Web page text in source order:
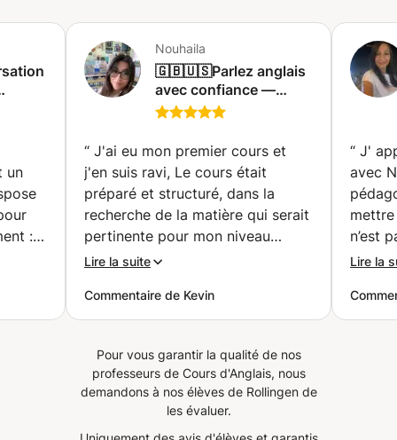
un
:
en
Nouhaila
🇬🇧🇺🇸Parlez anglais
avec confiance —
Voyages | Affaires |
Conversation 📚🗣️🤑✈️
(Charleroi)
“ J'ai eu mon premier cours et
j'en suis ravi, Le cours était
préparé et structuré, dans la
recherche de la matière qui serait
pertinente pour mon niveau
actuel, et s'est déroulé à un
est bien là pour enseigner et s'y
attèle avec professionnalisme.
l'on peut bien apprendre et
progresser avec elle. Autre chose
importante, Nouhaila donne cours
Lire la suite
Commentaire de Kevin
“ J'
avec
mettre
n’est
Lire la
Pour vous garantir la qualité de nos
professeurs de Cours d'Anglais, nous
demandons à nos élèves de Rollingen de
les évaluer.